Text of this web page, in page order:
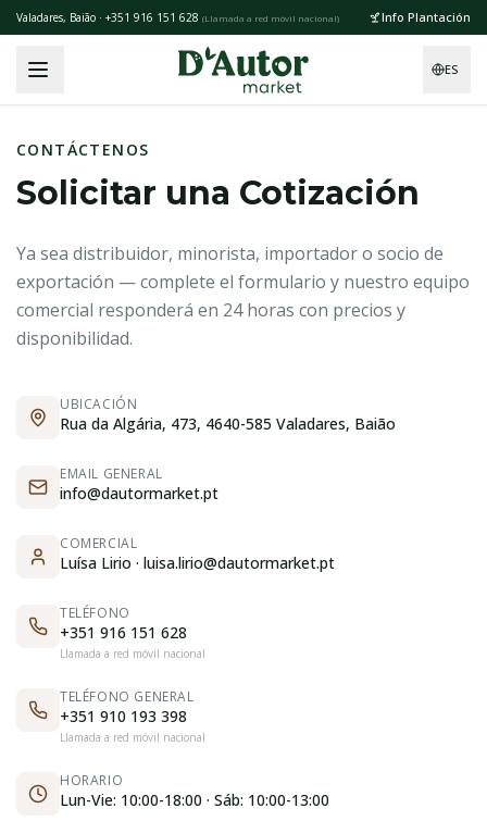
Skip to main content
Valadares, Baião · +351 916 151 628 (Llamada a red móvil nacional) Info Plantación
ES
CONTÁCTENOS
Solicitar una Cotización
Ya sea distribuidor, minorista, importador o socio de
exportación — complete el formulario y nuestro equipo
comercial responderá en 24 horas con precios y
disponibilidad.
UBICACIÓN
Rua da Algária, 473, 4640-585 Valadares, Baião
EMAIL GENERAL
info@dautormarket.pt
COMERCIAL
Luísa Lirio · luisa.lirio@dautormarket.pt
TELÉFONO
+351 916 151 628
Llamada a red móvil nacional
TELÉFONO GENERAL
+351 910 193 398
Llamada a red móvil nacional
HORARIO
Lun-Vie: 10:00-18:00 · Sáb: 10:00-13:00